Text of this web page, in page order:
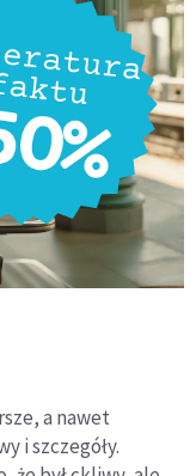
a nawet
i szczegóły.